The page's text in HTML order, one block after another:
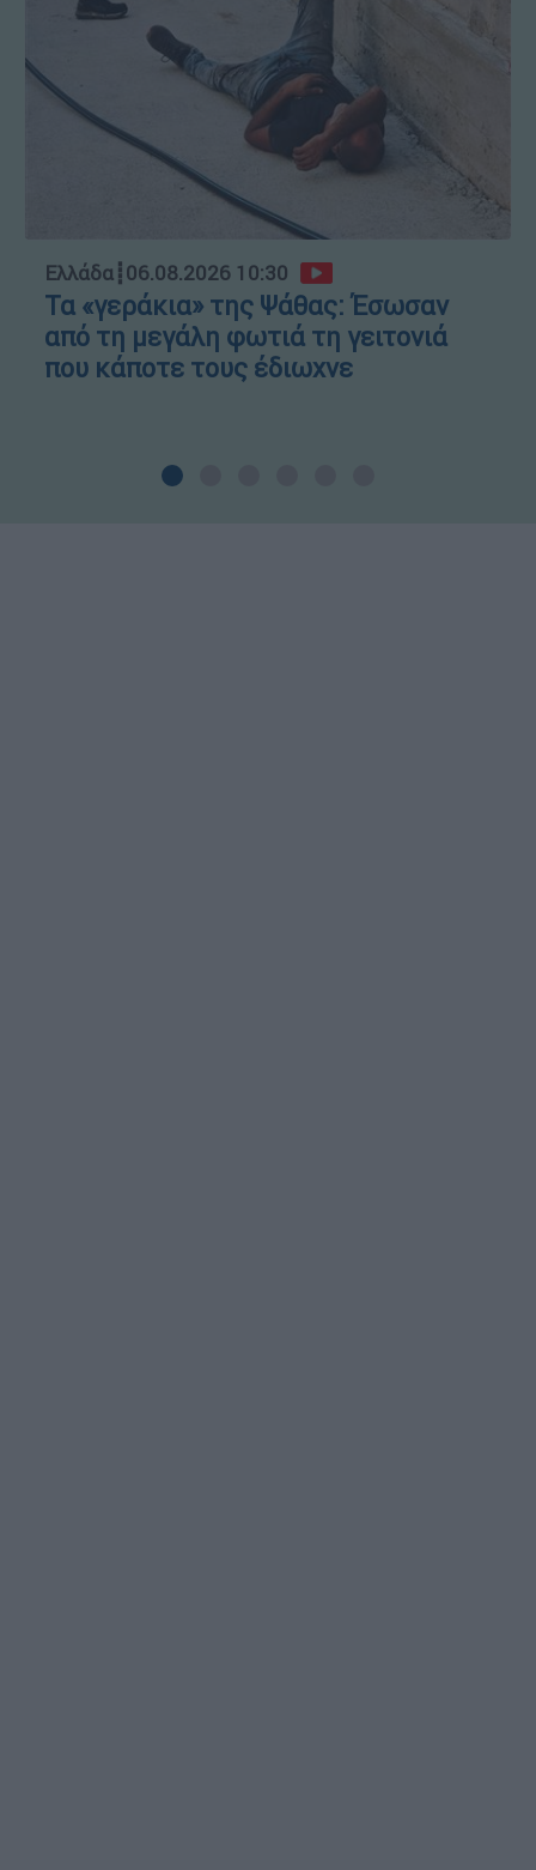
Ελλάδα┋06.08.2026 10:30
Τα «γεράκια» της Ψάθας: Έσωσαν
από τη μεγάλη φωτιά τη γειτονιά
που κάποτε τους έδιωχνε